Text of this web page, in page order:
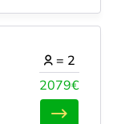
2079€
= 2